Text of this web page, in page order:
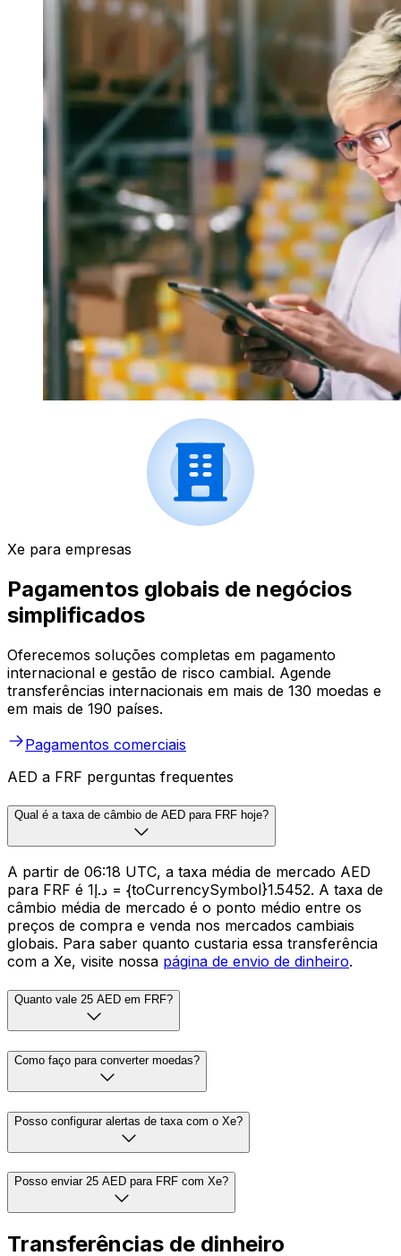
Xe para empresas
Pagamentos globais de negócios
simplificados
Oferecemos soluções completas em pagamento
internacional e gestão de risco cambial. Agende
transferências internacionais em mais de 130 moedas e
em mais de 190 países.
Pagamentos comerciais
AED a FRF perguntas frequentes
Qual é a taxa de câmbio de AED para FRF hoje?
A partir de 06:18 UTC, a taxa média de mercado AED
para FRF é د.إ1 = {toCurrencySymbol}1.5452. A taxa de
câmbio média de mercado é o ponto médio entre os
preços de compra e venda nos mercados cambiais
globais. Para saber quanto custaria essa transferência
com a Xe, visite nossa página de envio de dinheiro.
Quanto vale 25 AED em FRF?
Como faço para converter moedas?
Posso configurar alertas de taxa com o Xe?
Posso enviar 25 AED para FRF com Xe?
Transferências de dinheiro